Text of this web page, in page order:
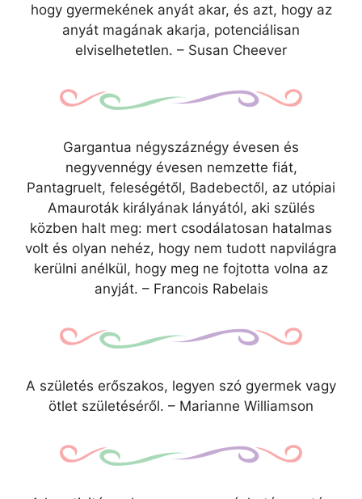
hogy gyermekének anyát akar, és azt, hogy az
anyát magának akarja, potenciálisan
elviselhetetlen. – Susan Cheever
Gargantua négyszáznégy évesen és
negyvennégy évesen nemzette fiát,
Pantagruelt, feleségétől, Badebectől, az utópiai
Amauroták királyának lányától, aki szülés
közben halt meg: mert csodálatosan hatalmas
volt és olyan nehéz, hogy nem tudott napvilágra
kerülni anélkül, hogy meg ne fojtotta volna az
anyját. – Francois Rabelais
A születés erőszakos, legyen szó gyermek vagy
ötlet születéséről. – Marianne Williamson